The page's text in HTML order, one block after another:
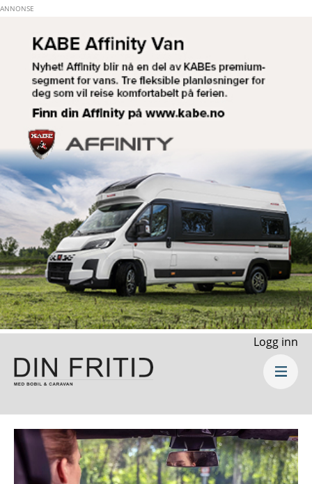
Logg inn